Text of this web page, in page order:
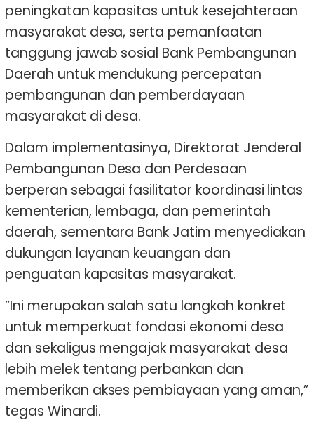
peningkatan kapasitas untuk kesejahteraan
masyarakat desa, serta pemanfaatan
tanggung jawab sosial Bank Pembangunan
Daerah untuk mendukung percepatan
pembangunan dan pemberdayaan
masyarakat di desa.
Dalam implementasinya, Direktorat Jenderal
Pembangunan Desa dan Perdesaan
berperan sebagai fasilitator koordinasi lintas
kementerian, lembaga, dan pemerintah
daerah, sementara Bank Jatim menyediakan
dukungan layanan keuangan dan
penguatan kapasitas masyarakat.
”Ini merupakan salah satu langkah konkret
untuk memperkuat fondasi ekonomi desa
dan sekaligus mengajak masyarakat desa
lebih melek tentang perbankan dan
memberikan akses pembiayaan yang aman,”
tegas Winardi.